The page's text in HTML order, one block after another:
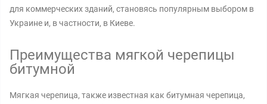
для коммерческих зданий, становясь популярным выбором в
Украине и, в частности, в Киеве.
Преимущества мягкой черепицы
битумной
Мягкая черепица, также известная как битумная черепица,